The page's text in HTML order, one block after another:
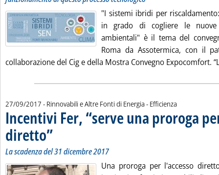
"I sistemi ibridi per
in grado di cogliere le nuove
ambientali" è il tema del
Roma da Assotermica, con il
collaborazione del Cig e della Mostra Convegno Expocomfort.
27/09/2017 - Rinnovabili e Altre Fonti di Energia - Efficienza
Incentivi Fer, “serve una proroga
diretto”. Sottotitolo: La scadenza del 31 dicembre 2017
. Pubblicata mercoledì 27 settembre 2017 alle 12.27.
La scadenza del 31 dicembre 2017
Una proroga per l'accesso